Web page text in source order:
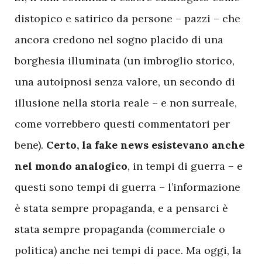
distopico e satirico da persone – pazzi – che
ancora credono nel sogno placido di una
borghesia illuminata (un imbroglio storico,
una autoipnosi senza valore, un secondo di
illusione nella storia reale – e non surreale,
come vorrebbero questi commentatori per
bene). Certo, la fake news esistevano anche
nel mondo analogico, in tempi di guerra – e
questi sono tempi di guerra – l’informazione
è stata sempre propaganda, e a pensarci è
stata sempre propaganda (commerciale o
politica) anche nei tempi di pace. Ma oggi, la